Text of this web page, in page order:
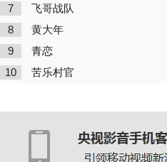
7 飞哥战队
8 黄大年
9 青恋
10 苦乐村官